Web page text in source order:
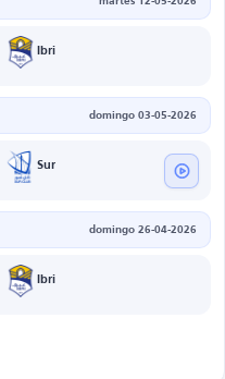
Ibri
domingo 03-05-2026
Sur
domingo 26-04-2026
Ibri